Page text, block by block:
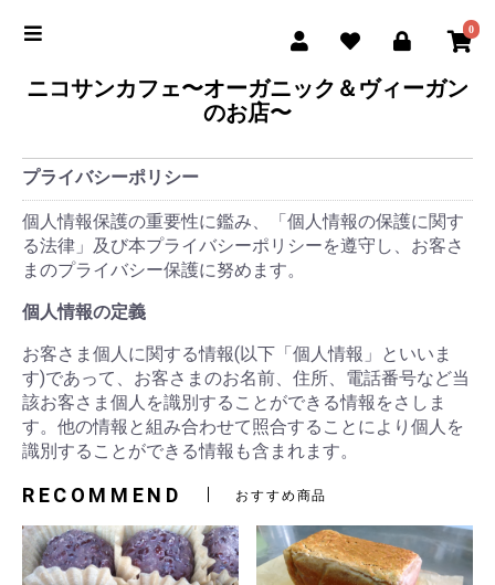
0
ニコサンカフェ〜オーガニック＆ヴィーガン
のお店〜
プライバシーポリシー
個人情報保護の重要性に鑑み、「個人情報の保護に関す
る法律」及び本プライバシーポリシーを遵守し、お客さ
まのプライバシー保護に努めます。
個人情報の定義
お客さま個人に関する情報(以下「個人情報」といいま
す)であって、お客さまのお名前、住所、電話番号など当
該お客さま個人を識別することができる情報をさしま
す。他の情報と組み合わせて照合することにより個人を
識別することができる情報も含まれます。
RECOMMEND おすすめ商品